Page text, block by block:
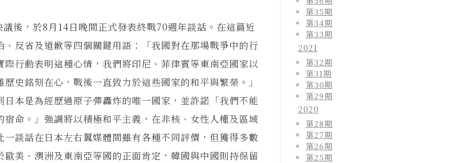
，於8月14日晚間正式發表終戰70週年談話。在這篇近
反省及道歉等四個關鍵用語：「我國對在那場戰爭中的行
行動表明這種心情，我們將印尼、菲律賓等東南亞國家以
史銘刻在心，戰後一直致力於這些國家的和平與繁榮。」
本是為經歷過原子彈轟炸的唯一國家，並許諾「我們不能
命。」強調將以積極和平主義，在非核、女性人權及區域
談話在日本左右翼媒體間雖有各種不同評價，但獲得多數
美、澳洲及東南亞等國的正面肯定，韓國與中國則持保留
第35期
第34期
第33期
2021
第32期
第31期
第30期
第29期
2020
第28期
第27期
第26期
第25期